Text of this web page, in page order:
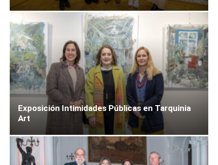
Exposición Intimidades Públicas en Tarquinia
Art